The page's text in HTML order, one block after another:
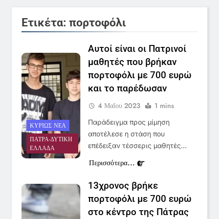
Ετικέτα: πορτοφόλι
ΚΥΡΊΩΣ ΝΈΑ
ΠΆΤΡΑ-ΔΥΤΙΚΉ
ΕΛΛΆΔΑ
Αυτοί είναι οι Πατρινοί
μαθητές που βρήκαν
πορτοφόλι με 700 ευρώ
και το παρέδωσαν
4 Μαΐου 2023 1 mins
Παράδειγμα προς μίμηση
αποτέλεσε η στάση που
επέδειξαν τέσσερις μαθητές…
Περισσότερα...
13χρονος βρήκε
πορτοφόλι με 700 ευρώ
στο κέντρο της Πάτρας
Στον ΑΝΤ1 η Σία Κοσιώνη- Η
LIFESTYLE-MEDIA
7
Τέλος από τον ΑΝΤ1 ο
Παναγιώτης Στάθης
Times μαζί σε μια νέα
συνδρομητική πρόταση
LIFESTYLE-MEDIA
1